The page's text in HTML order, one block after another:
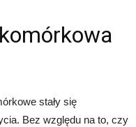
stały się
Bez względu na to, czy